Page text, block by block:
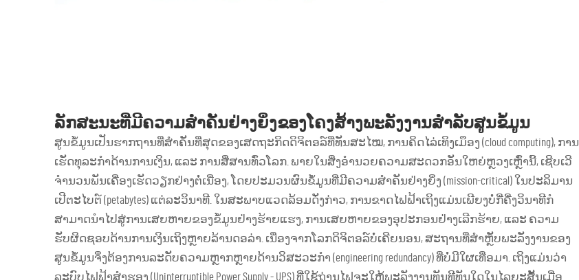
ລັກສະນະທີ່ມີຄວາມສຳຄັນຢ່າງຍິ່ງຂອງໂຄງສ້າງພະລັງງານສຳລັບສູນຂໍ້ມູນ
ສູນຂໍ້ມູນເປັນຮາກຖານທີ່ສຳຄັນທີ່ສຸດຂອງເສດຖະກິດດິຈິຕອລ໌ທີ່ທັນສະໄໝ, ການຄິດໄລ່ເທິງເມຶອງ (cloud computing), ການ
ເຮັດທຸລະກຳດ້ານການເງິນ, ແລະ ການສື່ສານທົ່ວໂລກ. ພາຍໃນສິ່ງອຳນວຍຄວາມສະດວກອັນໃຫຍ່ຫຼວງເຫຼົ່ານີ້, ເຊີບເວີ
ຈຳນວນພັນເຄື່ອງເຮັດວຽກຢ່າງຕໍ່ເນື່ອງ, ໂດຍປະມວນຜົນຂໍ້ມູນທີ່ມີຄວາມສຳຄັນຢ່າງຍິ່ງ (mission-critical) ໃນປະລິມານ
ເປີຕະໄບຕ໌ (petabytes) ແຕ່ລະວິນາທີ. ໃນສະພາບແວດລ້ອມດັ່ງກ່າວ, ການຂາດໄຟຟ້າເຖິງແມ່ນເພີຍງບໍ່ກີ່ຄື່ງວິນາທີກໍ
ສາມາດນຳໄປສູ່ການເສຍຫາຍຂອງຂໍ້ມູນຢ່າງຮ້າຍແຮງ, ການເສຍຫາຍຂອງອຸປະກອນຢ່າງເລີກຮ້າຍ, ແລະ ຄວາມ
ຮັບຜິດຊອບດ້ານການເງິນເຖິງຫຼາຍລ້ານດອລ່າ. ເນື່ອງຈາກໂລກດິຈິຕອລ໌ບໍ່ເຄີຍນອນ, ສະຖານທີ່ສຳຫຼັບພະລັງງານຂອງ
ສູນຂໍ້ມູນຈຶ່ງຕ້ອງການລະດັບຄວາມຫຼາກຫຼາຍດ້ານວິສະວະກຳ (engineering redundancy) ທີ່ບໍ່ມີໃຜເທື່ອມາ. ເຖິງແມ່ນວ່າ
ລະບົບໄຟຟ້າສຳຮອງ (Uninterruptible Power Supply - UPS) ທີ່ໃຊ້ຖ່ານໄຟຈະໃຫ້ພະລັງງານທັນທີທັນໃດໃນໄລຍະສັ້ນເມື່ອ